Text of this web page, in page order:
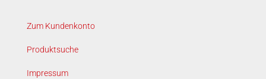
Zum Kundenkonto
Produktsuche
Impressum